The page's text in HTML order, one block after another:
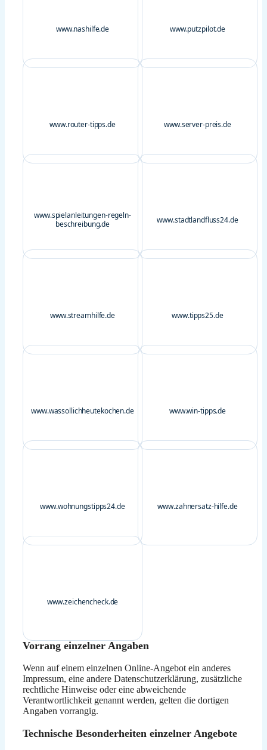
www.nashilfe.de www.putzpilot.de
www.router-tipps.de www.server-preis.de
www.spielanleitungen-regeln-
beschreibung.de
www.stadtlandfluss24.de
www.streamhilfe.de www.tipps25.de
www.wassollichheutekochen.de www.win-tipps.de
www.wohnungstipps24.de www.zahnersatz-hilfe.de
www.zeichencheck.de
Vorrang einzelner Angaben
Wenn auf einem einzelnen Online-Angebot ein anderes
Impressum, eine andere Datenschutzerklärung, zusätzliche
rechtliche Hinweise oder eine abweichende
Verantwortlichkeit genannt werden, gelten die dortigen
Angaben vorrangig.
Technische Besonderheiten einzelner Angebote